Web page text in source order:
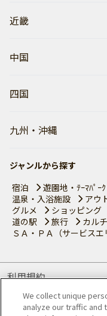
近畿
中国
四国
九州・沖縄
ジャンルから探す
宿泊
遊園地・ﾃｰﾏﾊﾟｰｸ
温泉・入浴施設
アウ
グルメ
ショッピング
道の駅
旅行
カル
ＳＡ・ＰＡ（サービスエ
利用規約
個人情報の取り扱い
We collect unique
analyze our traffic and